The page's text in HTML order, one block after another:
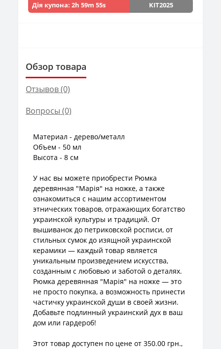
Дія купона:2h 59m 53s KIT2025
Обзор товара
Отзывов (0)
Вопросы (0)
Материал - дерево/металл
Объем - 50 мл
Высота - 8 см
У нас вы можете приобрести Рюмка
деревянная "Марія" на ножке, а также
ознакомиться с нашим ассортиментом
этнических товаров, отражающих богатство
украинской культуры и традиций. От
вышиванок до петриковской росписи, от
стильных сумок до изящной украинской
керамики — каждый товар является
уникальным произведением искусства,
созданным с любовью и заботой о деталях.
Рюмка деревянная "Марія" на ножке — это
не просто покупка, а возможность принести
частичку украинской души в своей жизни.
Добавьте подлинный украинский дух в ваш
дом или гардероб!
Этот товар доступен по цене от 350.00 грн.,